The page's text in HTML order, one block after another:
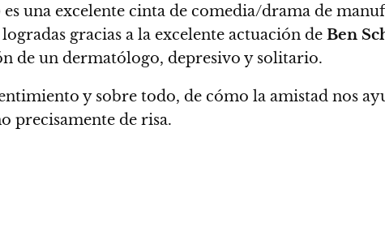
es una excelente cinta de comedia/drama de
gracias a la excelente actuación de Ben
de un dermatólogo, depresivo y solitario.
y sobre todo, de cómo la amistad nos
precisamente de risa.